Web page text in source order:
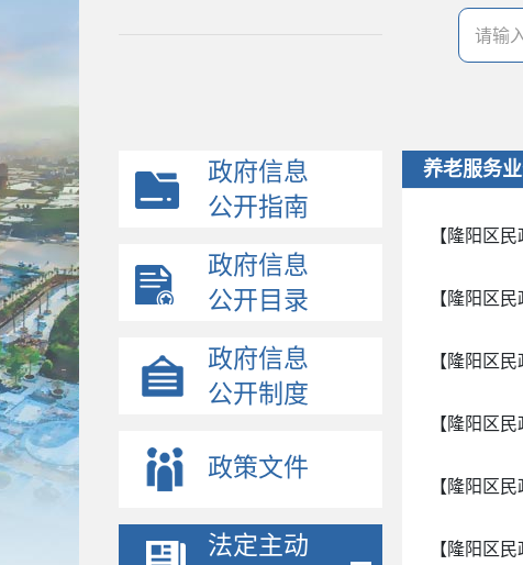
政府信息
公开指南
政府信息
公开目录
政府信息
公开制度
政策文件
法定主动
养老服务
【隆阳区民
【隆阳区民
【隆阳区民
【隆阳区民
【隆阳区民
【隆阳区民